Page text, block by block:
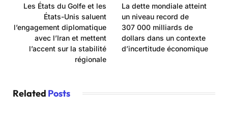
Les États du Golfe et les
États-Unis saluent
l’engagement diplomatique
avec l’Iran et mettent
l’accent sur la stabilité
régionale
La dette mondiale atteint
un niveau record de
307 000 milliards de
dollars dans un contexte
d’incertitude économique
Related Posts